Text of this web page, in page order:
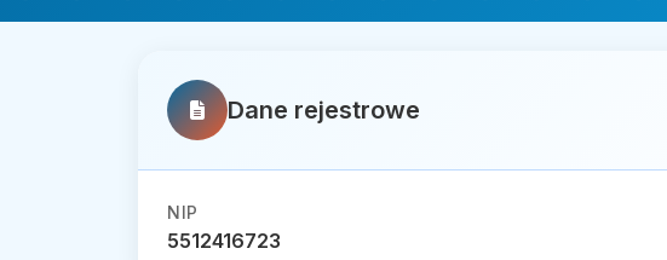
Dane rejestrowe
NIP
5512416723